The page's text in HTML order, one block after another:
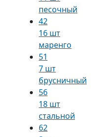
песочный
42
16 шт
маренго
51
7 шт
брусничный
56
18 шт
стальной
62